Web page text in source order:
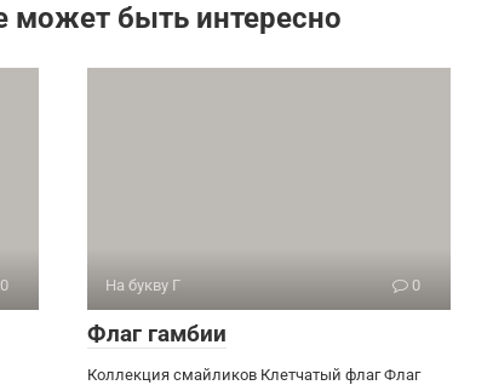
может быть интересно
0 На букву Г 0
Флаг гамбии
Коллекция смайликов Клетчатый флаг Флаг